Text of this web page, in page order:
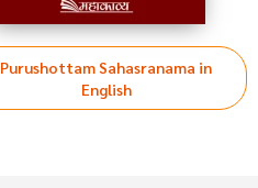
Purushottam Sahasranama in
English